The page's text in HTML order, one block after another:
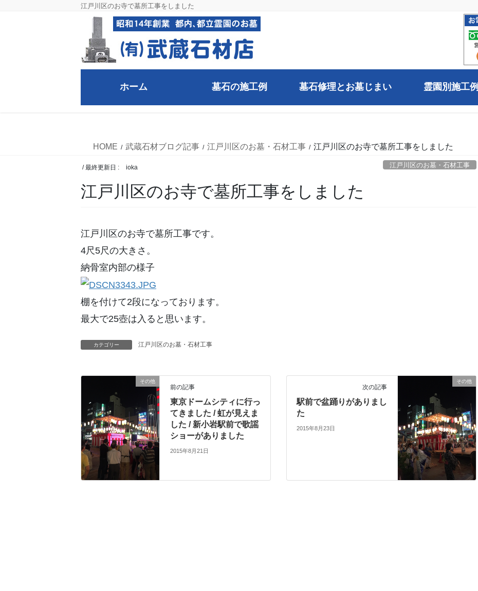
江戸川区のお寺で墓所工事をしました
ホーム 墓石の施工例 墓石修理とお墓じまい 霊園別施工例
HOME 武蔵石材ブログ記事 江戸川区のお墓・石材工事 江戸川区のお寺で墓所工事をしました
/ 最終更新日 : ioka 江戸川区のお墓・石材工事
江戸川区のお寺で墓所工事をしました
江戸川区のお寺で墓所工事です。
4尺5尺の大きさ。
納骨室内部の様子
棚を付けて2段になっております。
最大で25壺は入ると思います。
カテゴリー 江戸川区のお墓・石材工事
その他
前の記事
東京ドームシティに行っ
てきました / 虹が見えま
した / 新小岩駅前で歌謡
ショーがありました
2015年8月21日
その他
次の記事
駅前で盆踊りがありまし
た
2015年8月23日